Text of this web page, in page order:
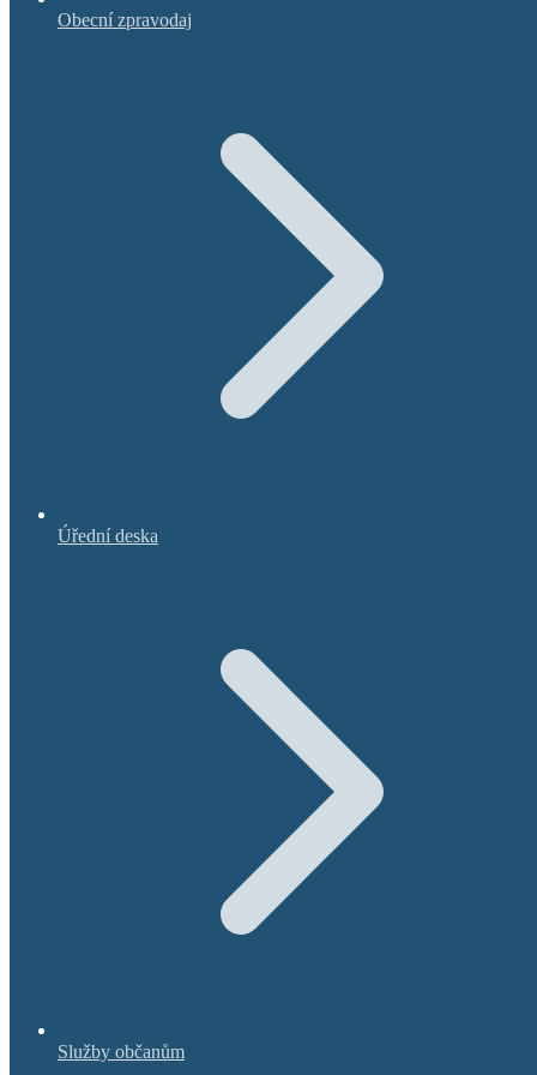
Obecní zpravodaj
Úřední deska
Služby občanům